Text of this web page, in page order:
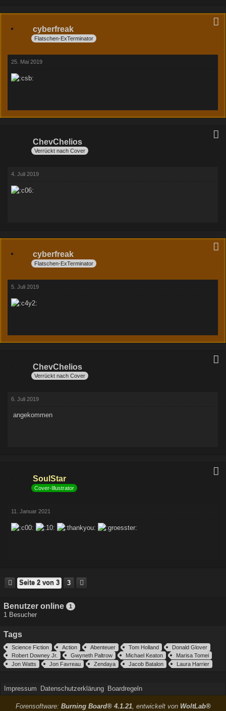
cyberfreak
Flatschen-ExTerminator
25. Mai 2019
ChevChelios
Verrückt nach Cover
4. Juli 2019
cyberfreak
Flatschen-ExTerminator
5. Juli 2019
ChevChelios
Verrückt nach Cover
6. Juli 2019
angekommen
SoulStar
Cover-Illustrator
11. Januar 2021
Seite 2 von 3 3
Benutzer online 1
1 Besucher
Tags
Science Fiction Action Abenteuer Tom Holland
Donald Glover
Robert Downey Jr.
Gwyneth Paltrow Michael Keaton
Marisa Tomei
Jon Watts
Jon Favreau Zendaya Jacob Batalon Laura Harrier
Impressum Datenschutzerklärung Boardregeln
Forensoftware: Burning Board® 4.1.21, entwickelt von WoltLab®